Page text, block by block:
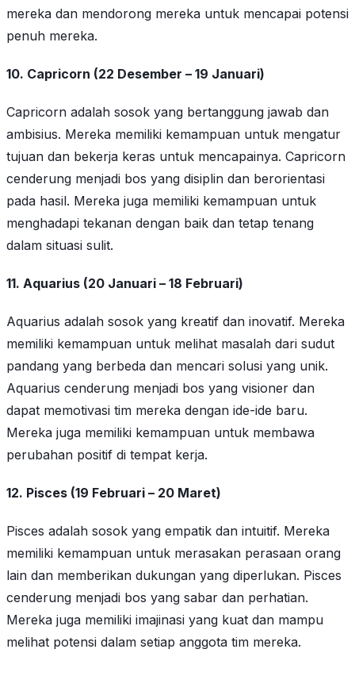
mereka dan mendorong mereka untuk mencapai potensi
penuh mereka.
10. Capricorn (22 Desember – 19 Januari)
Capricorn adalah sosok yang bertanggung jawab dan
ambisius. Mereka memiliki kemampuan untuk mengatur
tujuan dan bekerja keras untuk mencapainya. Capricorn
cenderung menjadi bos yang disiplin dan berorientasi
pada hasil. Mereka juga memiliki kemampuan untuk
menghadapi tekanan dengan baik dan tetap tenang
dalam situasi sulit.
11. Aquarius (20 Januari – 18 Februari)
Aquarius adalah sosok yang kreatif dan inovatif. Mereka
memiliki kemampuan untuk melihat masalah dari sudut
pandang yang berbeda dan mencari solusi yang unik.
Aquarius cenderung menjadi bos yang visioner dan
dapat memotivasi tim mereka dengan ide-ide baru.
Mereka juga memiliki kemampuan untuk membawa
perubahan positif di tempat kerja.
12. Pisces (19 Februari – 20 Maret)
Pisces adalah sosok yang empatik dan intuitif. Mereka
memiliki kemampuan untuk merasakan perasaan orang
lain dan memberikan dukungan yang diperlukan. Pisces
cenderung menjadi bos yang sabar dan perhatian.
Mereka juga memiliki imajinasi yang kuat dan mampu
melihat potensi dalam setiap anggota tim mereka.